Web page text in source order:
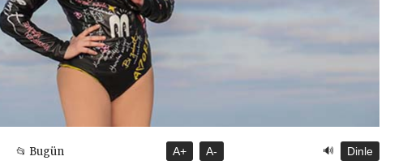
📂 Bugün A+ A- 🔊 Dinle